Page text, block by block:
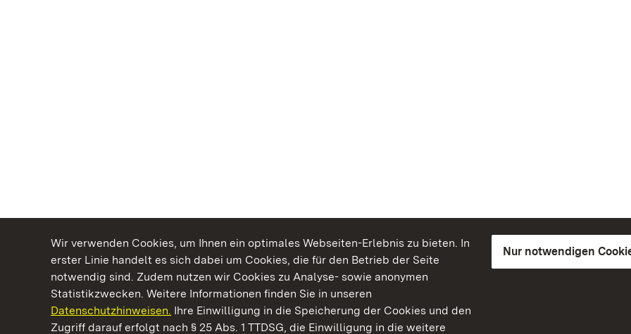
Wir verwenden Cookies, um Ihnen ein optimales Webseiten-Erlebnis zu bieten. In
erster Linie handelt es sich dabei um Cookies, die für den Betrieb der Seite
notwendig sind. Zudem nutzen wir Cookies zu Analyse- sowie anonymen
Statistikzwecken. Weitere Informationen finden Sie in unseren
Datenschutzhinweisen. Ihre Einwilligung in die Speicherung der Cookies und den
Zugriff darauf erfolgt nach § 25 Abs. 1 TTDSG, die Einwilligung in die weitere
Nur notwendigen
Kommen. Staunen. Genießen.